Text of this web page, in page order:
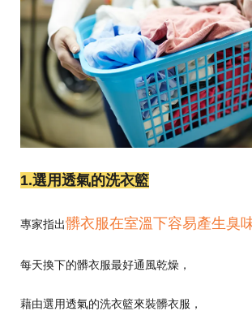
1.選用透氣的洗衣籃
專家指出髒衣服在室溫下容易產生臭
每天換下的髒衣服最好通風乾燥，
藉由選用透氣的洗衣籃來裝髒衣服，